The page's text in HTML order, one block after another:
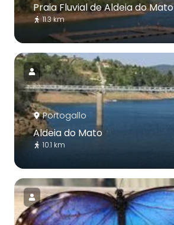
Praia Fluvial de Aldeia do Mato
11.3 km
Portogallo
Aldeia do Mato
10.1 km